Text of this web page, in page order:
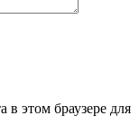
в этом браузере для